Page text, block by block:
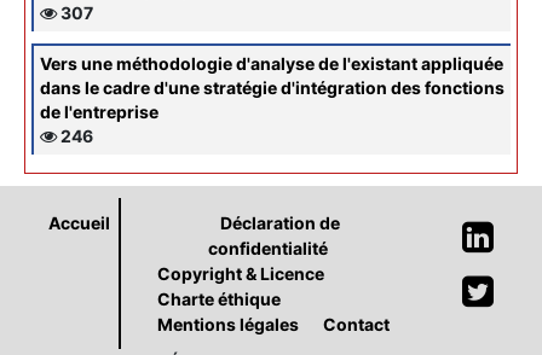
307
Vers une méthodologie d'analyse de l'existant appliquée
dans le cadre d'une stratégie d'intégration des fonctions
de l'entreprise
246
Accueil
Déclaration de
confidentialité
Copyright & Licence
Charte éthique
Mentions légales
Contact